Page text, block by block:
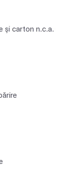
şi carton n.c.a.